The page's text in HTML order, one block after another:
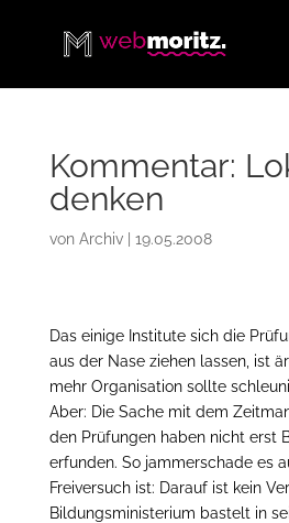
Kommentar:
denken
von Archiv| 19.05.2008
Das einige Institute sich die
aus der Nase ziehen lassen, ist
mehr Organisation sollte
Aber: Die Sache mit dem
den Prüfungen haben nicht erst
erfunden. So jammerschade es
Freiversuch ist: Darauf ist kein
Bildungsministerium bastelt in